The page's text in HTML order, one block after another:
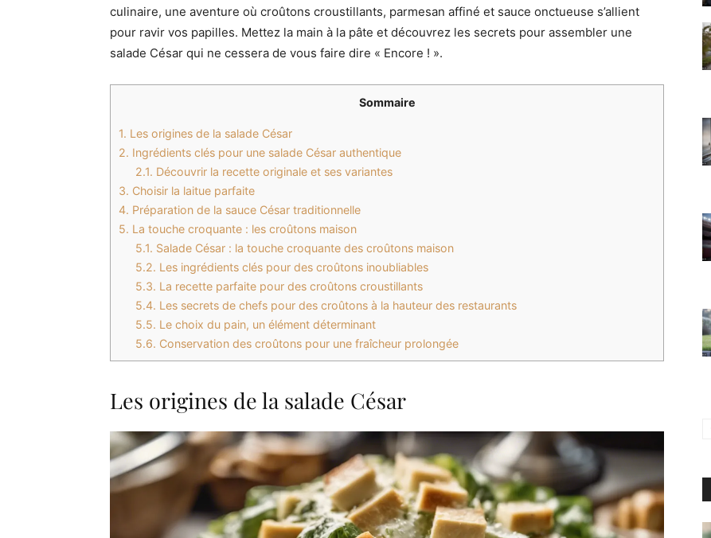
culinaire, une aventure où croûtons croustillants, parmesan affiné et sauce onctueuse s’allient
pour ravir vos papilles. Mettez la main à la pâte et découvrez les secrets pour assembler une
salade César qui ne cessera de vous faire dire « Encore ! ».
Sommaire
1. Les origines de la salade César
2. Ingrédients clés pour une salade César authentique
2.1. Découvrir la recette originale et ses variantes
3. Choisir la laitue parfaite
4. Préparation de la sauce César traditionnelle
5. La touche croquante : les croûtons maison
5.1. Salade César : la touche croquante des croûtons maison
5.2. Les ingrédients clés pour des croûtons inoubliables
5.3. La recette parfaite pour des croûtons croustillants
5.4. Les secrets de chefs pour des croûtons à la hauteur des restaurants
5.5. Le choix du pain, un élément déterminant
5.6. Conservation des croûtons pour une fraîcheur prolongée
Les origines de la salade César